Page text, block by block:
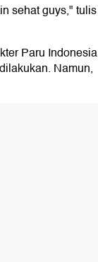
sehat guys," tulis
Paru Indonesia
Namun,